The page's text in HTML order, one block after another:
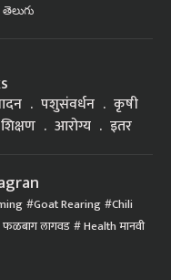
తెలుగు
पशुसंवर्धन
कृषी
शिक्षण आरोग्य इतर
Goat Rearing Chili
लागवड Health मानवी